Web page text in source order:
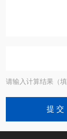
请输入计算结果（